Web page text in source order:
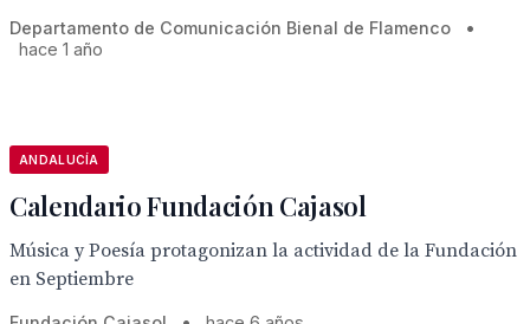
Departamento de Comunicación Bienal de Flamenco
•
hace 1 año
ANDALUCÍA
Calendario Fundación Cajasol
Música y Poesía protagonizan la actividad de la Fundación
en Septiembre